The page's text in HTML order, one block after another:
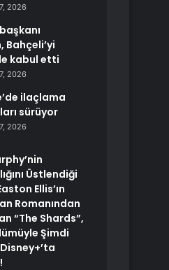
2026
Bahçeli’yi
kabul etti
2026
ilaçlama
sürüyor
2026
Üstlendiği
Ellis’ın
Romanından
“The Shards”,
Şimdi